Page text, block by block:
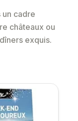
un cadre
châteaux ou
exquis.